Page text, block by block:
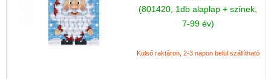
(801420, 1db alaplap + színek,
7-99 év)
Külső raktáron, 2-3 napon belül szállítható